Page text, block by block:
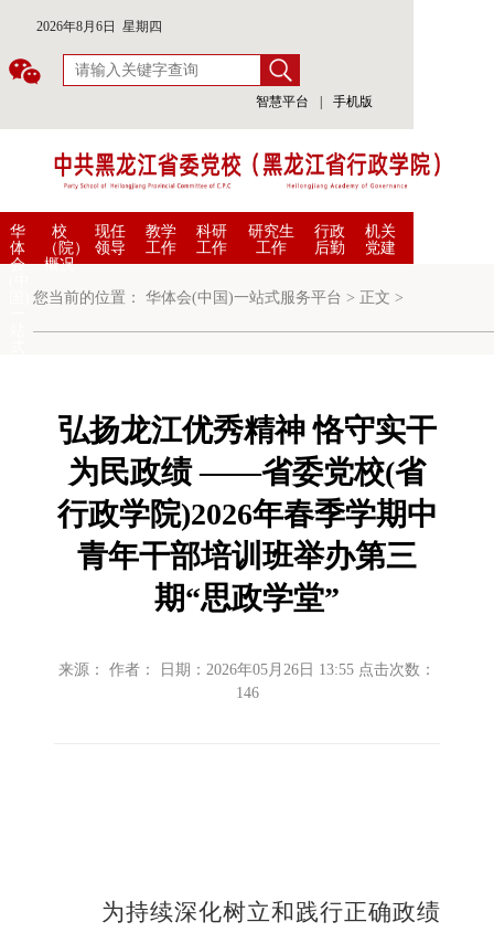
2026年8月6日 星期四
智慧平台 手机版
华
体
会
校
（院）
概况
现任
领导
教学
工作
科研
工作
研究生
工作
行政
后勤
机关
党建
您当前的位置： 华体会(中国)一站式服务平台 > 正文 >
弘扬龙江优秀精神 恪守实干
为民政绩 ——省委党校(省
行政学院)2026年春季学期中
青年干部培训班举办第三
期“思政学堂”
来源： 作者： 日期：2026年05月26日 13:55 点击次数：
146
为持续深化树立和践行正确政绩